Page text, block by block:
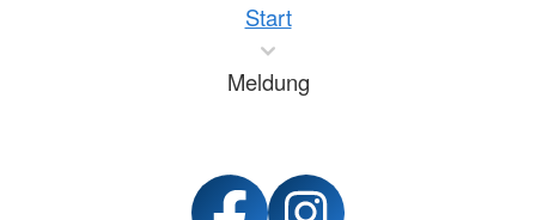
Start
Meldung